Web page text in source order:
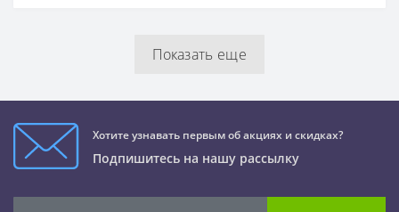
Показать еще
Хотите узнавать первым об акциях и скидках?
Подпишитесь на нашу рассылку